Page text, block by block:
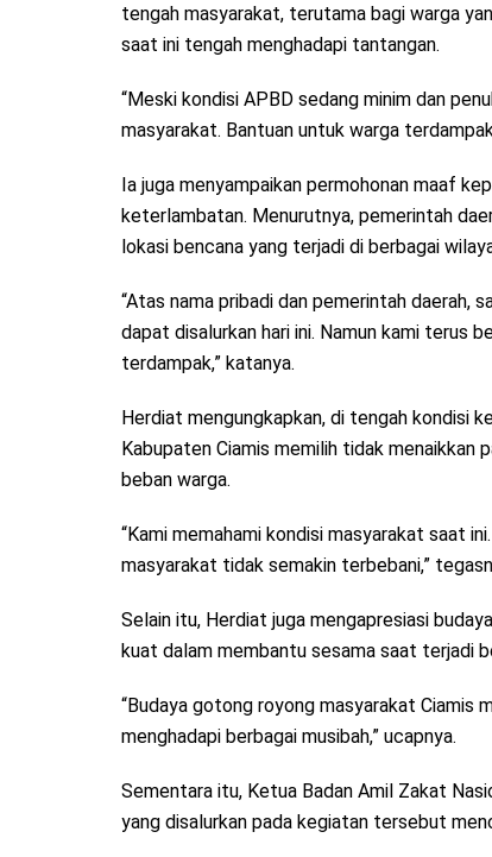
tengah masyarakat, terutama bagi warga
saat ini tengah menghadapi tantangan.
“Meski kondisi APBD sedang minim dan
masyarakat. Bantuan untuk warga
Ia juga menyampaikan permohonan maaf
keterlambatan. Menurutnya, pemerintah
lokasi bencana yang terjadi di berbagai
“Atas nama pribadi dan pemerintah daerah,
dapat disalurkan hari ini. Namun kami terus
terdampak,” katanya.
Herdiat mengungkapkan, di tengah kondisi
Kabupaten Ciamis memilih tidak menaikkan
beban warga.
“Kami memahami kondisi masyarakat saat
masyarakat tidak semakin terbebani,”
Selain itu, Herdiat juga mengapresiasi
kuat dalam membantu sesama saat terjadi
“Budaya gotong royong masyarakat Ciamis
menghadapi berbagai musibah,” ucapnya.
Sementara itu, Ketua Badan Amil Zakat
yang disalurkan pada kegiatan tersebut